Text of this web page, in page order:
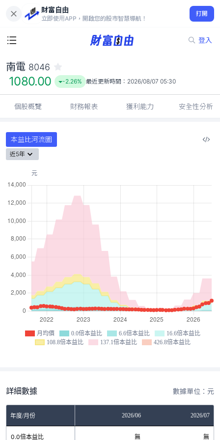
財富自由
立即使用APP，開啟您的股市智慧導航！
打開
登入
1080.00
-2.26%
南電 8046
1080.00 -2.26% 最近更新時間： 2026/08/07 05:30
個股概覽 財務報表 獲利能力 安全性分析
本益比河流圖
近5年
月均價 0.0倍本益比 6.6倍本益比
16.6倍本益比
108.8倍本益比
137.1倍本益比 426.8倍本益比
詳細數據 數據單位：元
年度/月份 2026/06 2026/07
0.0倍本益比 無 無